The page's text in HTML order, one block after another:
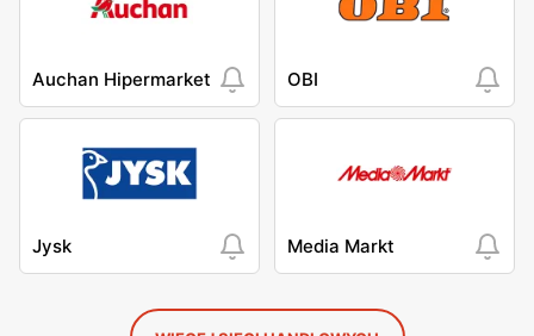
Auchan Hipermarket OBI
Jysk Media Markt